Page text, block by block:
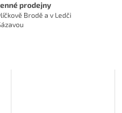
prodejny
Brodě a v Ledči